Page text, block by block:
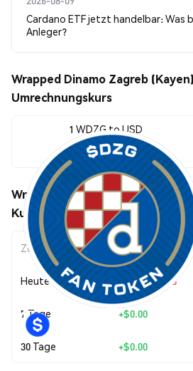
Cardano ETF jetzt handelbar: Was
Anleger?
Wrapped Dinamo Zagreb
Umrechnungskurs
1 WDZG to USD
$0.054714
Wrapped Dinamo Zagreb
Kursbewegungen
Zeitraum
Heute $-0.00003738
7 Tage +$0.00
30 Tage +$0.00